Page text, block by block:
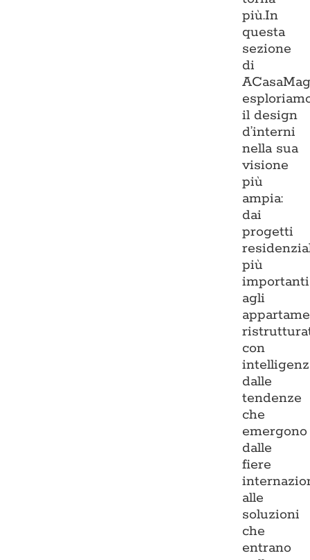
più.In
questa
sezione
di
il design
d’interni
nella sua
visione
più
ampia:
dai
progetti
più
importanti
agli
con
dalle
tendenze
che
emergono
dalle
fiere
alle
soluzioni
che
entrano